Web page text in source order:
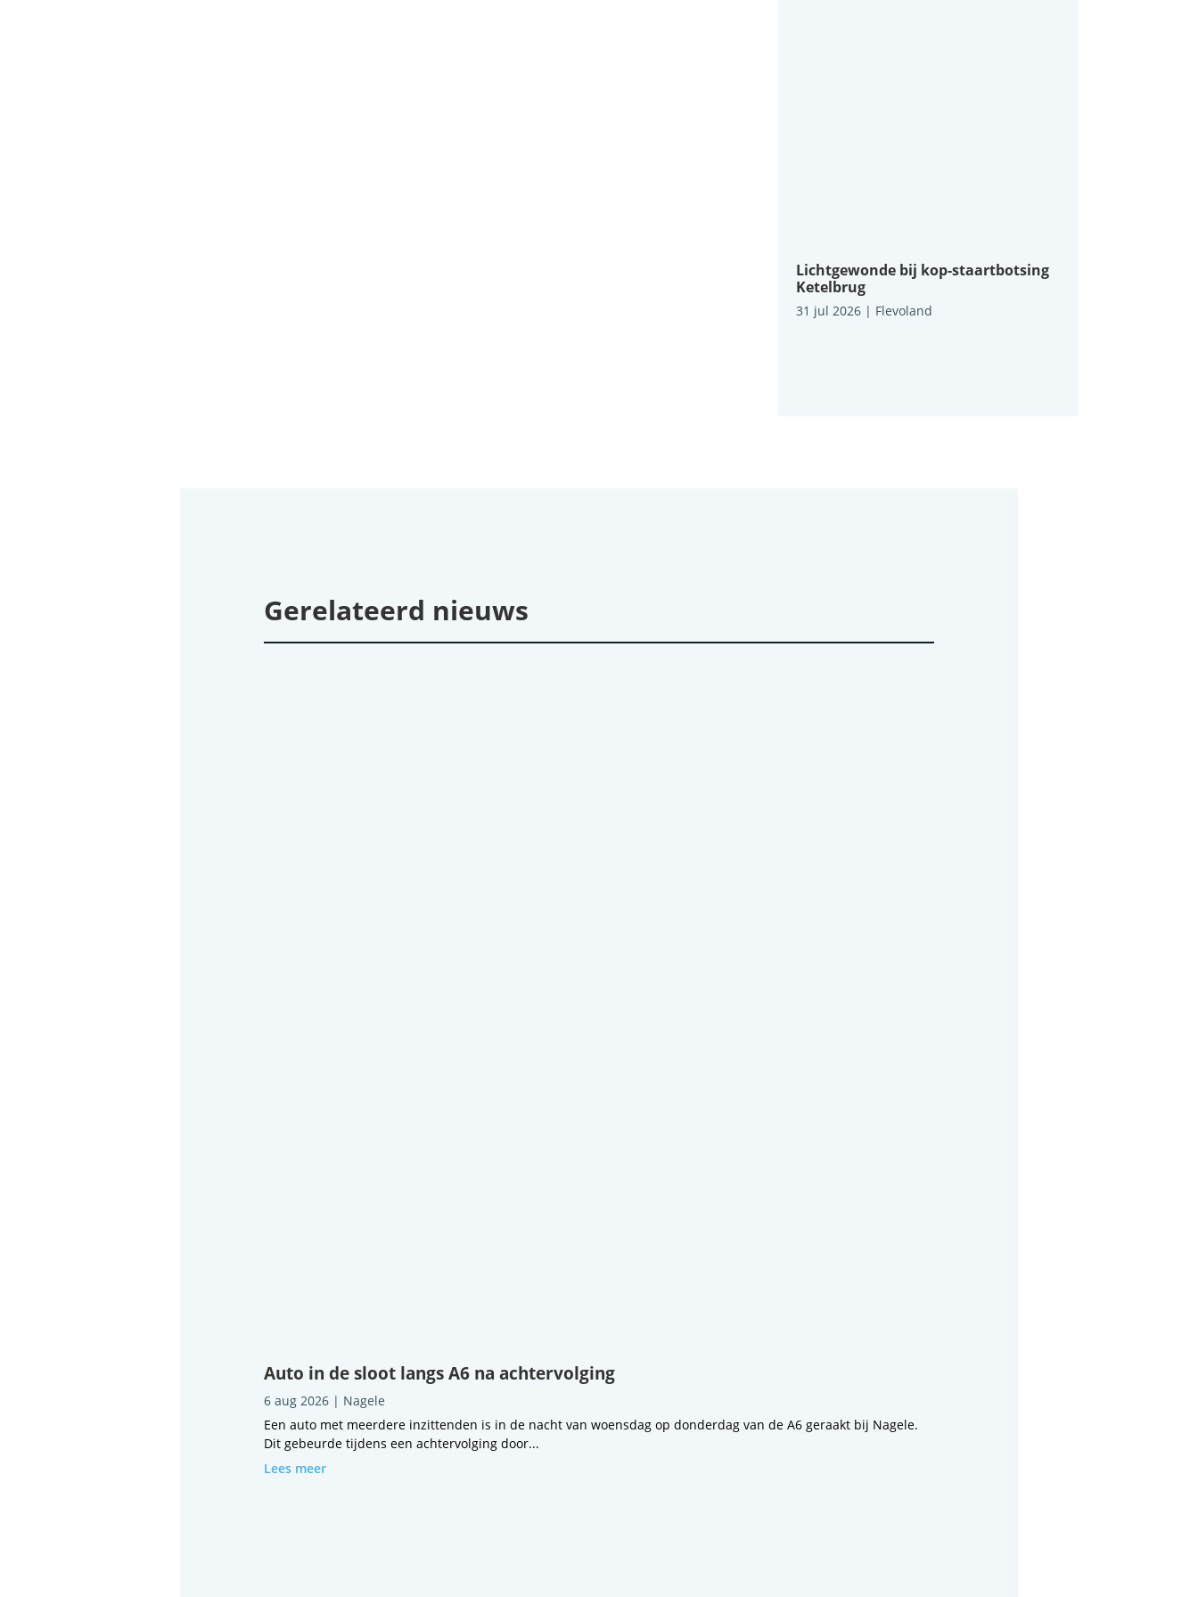
Lichtgewonde bij kop-staartbotsing
Ketelbrug
31 jul 2026| Flevoland
Gerelateerd nieuws
Auto in de sloot langs A6 na achtervolging
6 aug 2026| Nagele
Een auto met meerdere inzittenden is in de nacht van woensdag op donderdag van de A6 geraakt bij Nagele.
Dit gebeurde tijdens een achtervolging door...
Lees meer